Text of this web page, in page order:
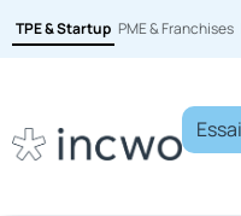
TPE & Startup PME & Franchises